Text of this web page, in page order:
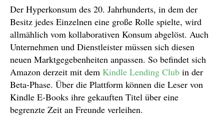
Der Hyperkonsum des 20. Jahrhunderts, in dem der
Besitz jedes Einzelnen eine große Rolle spielte, wird
allmählich vom kollaborativen Konsum abgelöst. Auch
Unternehmen und Dienstleister müssen sich diesen
neuen Marktgegebenheiten anpassen. So befindet sich
Amazon derzeit mit dem Kindle Lending Club in der
Beta-Phase. Über die Plattform können die Leser von
Kindle E-Books ihre gekauften Titel über eine
begrenzte Zeit an Freunde verleihen.